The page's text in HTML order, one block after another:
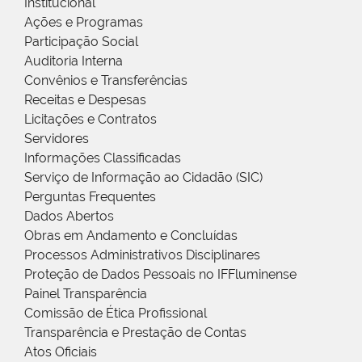
Ações e Programas
Participação Social
Auditoria Interna
Convênios e Transferências
Receitas e Despesas
Licitações e Contratos
Servidores
Informações Classificadas
Serviço de Informação ao Cidadão (SIC)
Perguntas Frequentes
Dados Abertos
Obras em Andamento e Concluídas
Processos Administrativos Disciplinares
Proteção de Dados Pessoais no IFFluminense
Painel Transparência
Comissão de Ética Profissional
Transparência e Prestação de Contas
Atos Oficiais